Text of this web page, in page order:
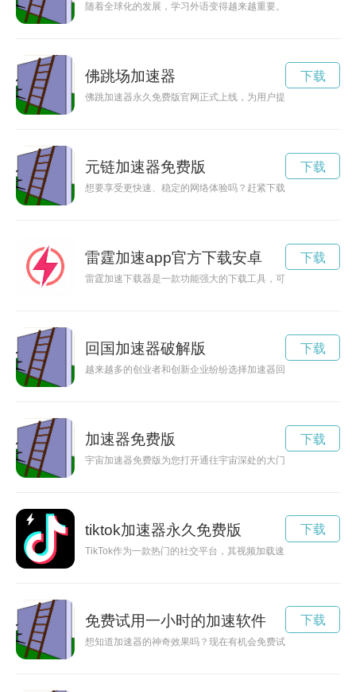
随着全球化的发展，学习外语变得越来越重要。翻译加速器作
佛跳场加速器
佛跳加速器永久免费版官网正式上线，为用户提供速度更快、
下载
元链加速器免费版
想要享受更快速、稳定的网络体验吗？赶紧下载元链加速App
下载
雷霆加速app官方下载安卓
雷霆加速下载器是一款功能强大的下载工具，可以帮助用户快
下载
回国加速器破解版
越来越多的创业者和创新企业纷纷选择加速器回国，寻找更多的
下载
加速器免费版
宇宙加速器免费版为您打开通往宇宙深处的大门，让您探寻宇
下载
tiktok加速器永久免费版
TikTok作为一款热门的社交平台，其视频加载速度对用户体验
下载
免费试用一小时的加速软件
想知道加速器的神奇效果吗？现在有机会免费试用一天，体验速
下载